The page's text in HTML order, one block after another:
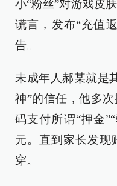
小“粉丝”对游戏皮
谎言，发布“充值
告。
未成年人郝某就是
神”的信任，他多
码支付所谓“押金
元。直到家长发现
穿。